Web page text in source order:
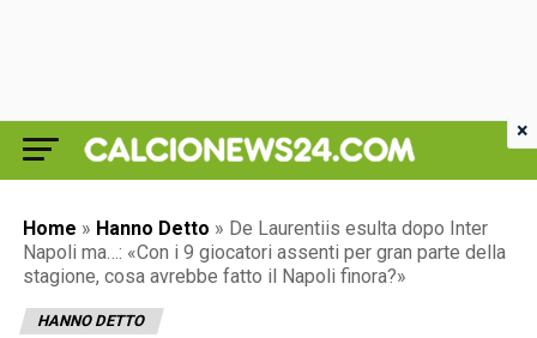
Home » Hanno Detto » De Laurentiis esulta dopo Inter
Napoli ma…: «Con i 9 giocatori assenti per gran parte della
stagione, cosa avrebbe fatto il Napoli finora?»
HANNO DETTO
×